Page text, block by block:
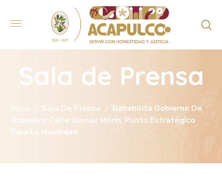
Sala de Prensa
Inicio Sala De Prensa
Rehabilita Gobierno De
Acapulco Calle Gómez Morín, Punto Estratégico
Para La Movilidad